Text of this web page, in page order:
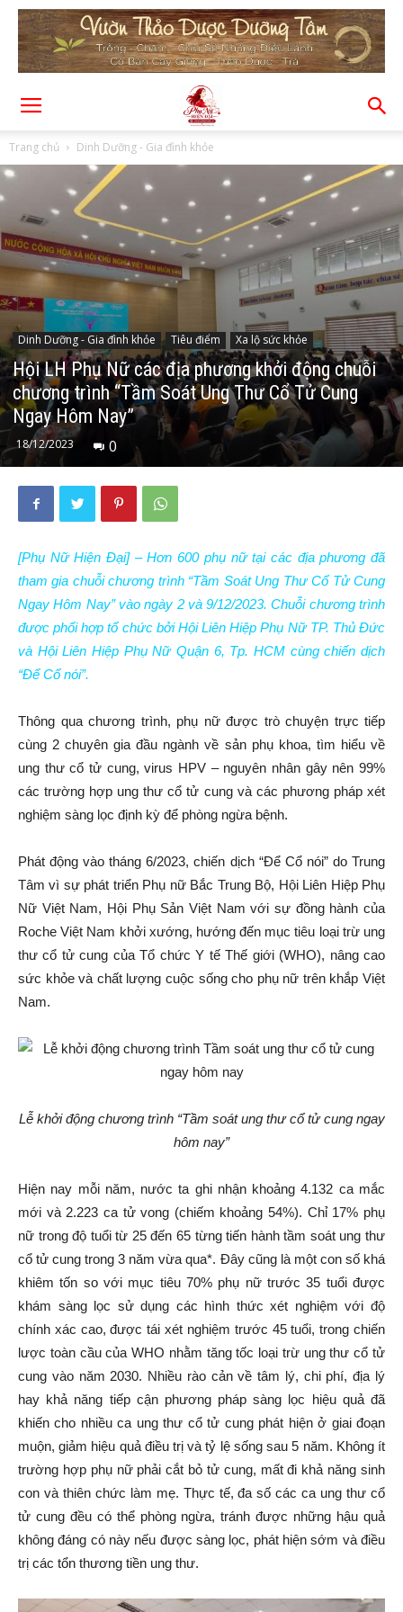
Trang chủ Dinh Dưỡng - Gia đình khỏe
Dinh Dưỡng - Gia đình khỏe Tiêu điểm Xa lộ sức khỏe
Hội LH Phụ Nữ các địa phương khởi động chuỗi
chương trình “Tầm Soát Ung Thư Cổ Tử Cung
Ngay Hôm Nay”
18/12/2023 0
[Phụ Nữ Hiện Đại] – Hơn 600 phụ nữ tại các địa phương đã
tham gia chuỗi chương trình “Tầm Soát Ung Thư Cổ Tử Cung
Ngay Hôm Nay” vào ngày 2 và 9/12/2023. Chuỗi chương trình
được phối hợp tổ chức bởi Hội Liên Hiệp Phụ Nữ TP. Thủ Đức
và Hội Liên Hiệp Phụ Nữ Quận 6, Tp. HCM cùng chiến dịch
“Để Cổ nói”.
Thông qua chương trình, phụ nữ được trò chuyện trực tiếp
cùng 2 chuyên gia đầu ngành về sản phụ khoa, tìm hiểu về
ung thư cổ tử cung, virus HPV – nguyên nhân gây nên 99%
các trường hợp ung thư cổ tử cung và các phương pháp xét
nghiệm sàng lọc định kỳ để phòng ngừa bệnh.
Phát động vào tháng 6/2023, chiến dịch “Để Cổ nói” do Trung
Tâm vì sự phát triển Phụ nữ Bắc Trung Bộ, Hội Liên Hiệp Phụ
Nữ Việt Nam, Hội Phụ Sản Việt Nam với sự đồng hành của
Roche Việt Nam khởi xướng, hướng đến mục tiêu loại trừ ung
thư cổ tử cung của Tổ chức Y tế Thế giới (WHO), nâng cao
sức khỏe và chất lượng cuộc sống cho phụ nữ trên khắp Việt
Nam.
Lễ khởi động chương trình “Tầm soát ung thư cổ tử cung ngay
hôm nay”
Hiện nay mỗi năm, nước ta ghi nhận khoảng 4.132 ca mắc
mới và 2.223 ca tử vong (chiếm khoảng 54%). Chỉ 17% phụ
nữ trong độ tuổi từ 25 đến 65 từng tiến hành tầm soát ung thư
cổ tử cung trong 3 năm vừa qua*. Đây cũng là một con số khá
khiêm tốn so với mục tiêu 70% phụ nữ trước 35 tuổi được
khám sàng lọc sử dụng các hình thức xét nghiệm với độ
chính xác cao, được tái xét nghiệm trước 45 tuổi, trong chiến
lược toàn cầu của WHO nhằm tăng tốc loại trừ ung thư cổ tử
cung vào năm 2030. Nhiều rào cản về tâm lý, chi phí, địa lý
hay khả năng tiếp cận phương pháp sàng lọc hiệu quả đã
khiến cho nhiều ca ung thư cổ tử cung phát hiện ở giai đoạn
muộn, giảm hiệu quả điều trị và tỷ lệ sống sau 5 năm. Không ít
trường hợp phụ nữ phải cắt bỏ tử cung, mất đi khả năng sinh
con và thiên chức làm mẹ. Thực tế, đa số các ca ung thư cổ
tử cung đều có thể phòng ngừa, tránh được những hậu quả
không đáng có này nếu được sàng lọc, phát hiện sớm và điều
trị các tổn thương tiền ung thư.